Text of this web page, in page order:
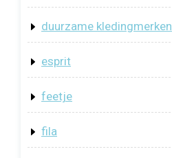
duurzame kledingmerken
esprit
feetje
fila